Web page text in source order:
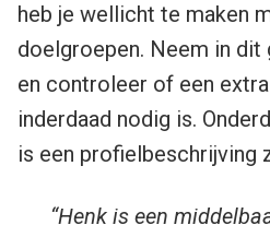
heb je wellicht te maken
doelgroepen. Neem in dit
en controleer of een
inderdaad nodig is.
is een profielbeschrijving
“Henk is een